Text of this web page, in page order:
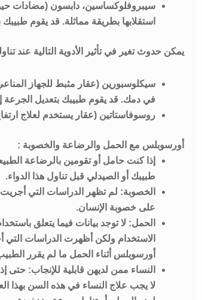
سيبروفلوكساسين، دابسون (مضادات
استقلابها بطريقة مماثلة. قد يقوم طبيبك
يمكن حدوث تغير في تأثير الأدوية التالية عند
سيكلوسبورين (عقار مثبط للجهاز
في دمك. قد يقوم طبيبك بتعديل الجرعة
روسوفاستاتين (عقار يستخدم لعلاج
أورسوبلس مع الحمل والرضاعة والخصوبة :
إذا كنت حامل أو تقومين بالرضاعة
طبيبك أو الصيدلي قبل تناول هذا الدواء.
الخصوبة: لم تظهر الدراسات التي أجريت
على خصوبة الإنسان.
الحمل: لا توجد بيانات فيما يتعلق
الاستخدام ولكن أظهرت الدراسات التي
أورسوبلس أثناء الحمل ما لم يقرر
النساء ممن لديهن قابلية للإنجاب:
لا يجب علاج النساء في هذه السن بهذا